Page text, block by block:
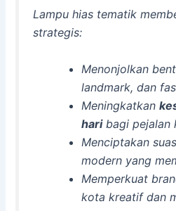
Lampu hias tematik
strategis:
Menonjolkan
landmark, dan
Meningkatkan
haribagi pejalan
Menciptakan
modern yang
Memperkuat
kota kreatif dan